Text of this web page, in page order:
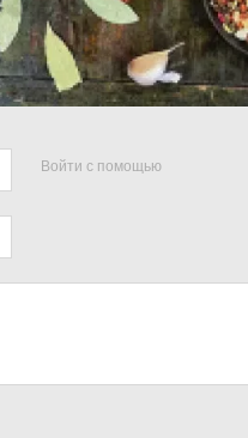
Войти с помощью